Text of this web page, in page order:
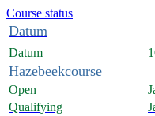
Course status
Datum
Datum
Hazebeekcourse
Open
Qualifying